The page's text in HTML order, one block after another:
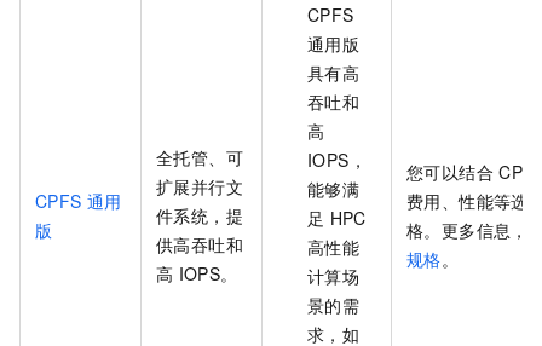
CPFS 通用
版
全托管、可
扩展并行文
件系统，提
供高吞吐和
高 IOPS。
CPFS
通用版
具有高
吞吐和
高
IOPS，
能够满
足 HPC
高性能
计算场
景的需
求，如
您可以结合
费用、性能等选
格。更多信息，
规格。